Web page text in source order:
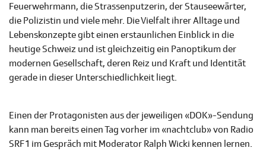
Feuerwehrmann, die Strassenputzerin, der Stauseewärter,
die Polizistin und viele mehr. Die Vielfalt ihrer Alltage und
Lebenskonzepte gibt einen erstaunlichen Einblick in die
heutige Schweiz und ist gleichzeitig ein Panoptikum der
modernen Gesellschaft, deren Reiz und Kraft und Identität
gerade in dieser Unterschiedlichkeit liegt.
Einen der Protagonisten aus der jeweiligen «DOK»-Sendung
kann man bereits einen Tag vorher im «nachtclub» von Radio
SRF 1 im Gespräch mit Moderator Ralph Wicki kennen lernen.